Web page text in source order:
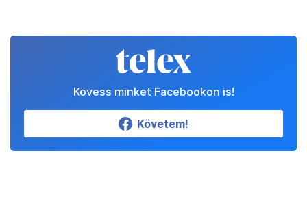
Kövess minket Facebookon is!
Követem!